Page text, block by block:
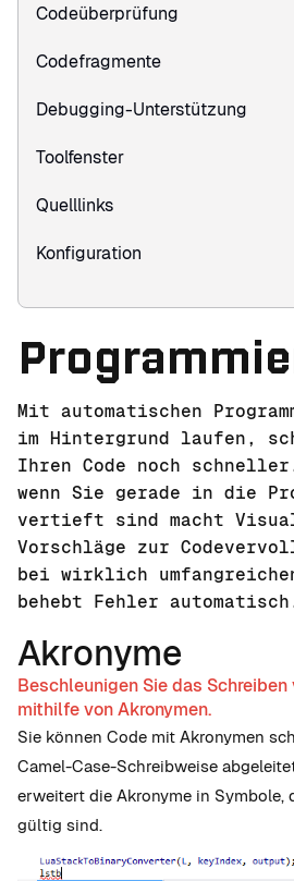
Codeüberprüfung
Codefragmente
Debugging-Unterstützung
Toolfenster
Quelllinks
Konfiguration
Mit automatischen
im Hintergrund laufen,
Ihren Code noch
wenn Sie gerade in die
vertieft sind macht
Vorschläge zur
bei wirklich
behebt Fehler
Akronyme
Beschleunigen Sie das
mithilfe von Akronymen.
Sie können Code mit Akronymen
Camel-Case-Schreibweise
erweitert die Akronyme in Symbole,
gültig sind.